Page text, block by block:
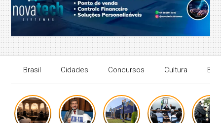
Brasil Cidades Concursos Cultura